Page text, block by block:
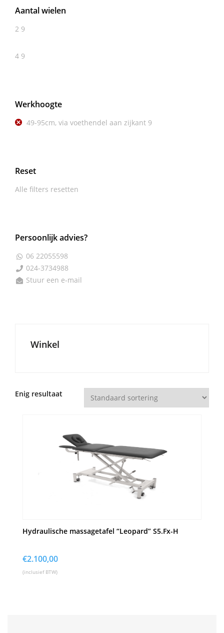
Aantal wielen
2 9
4 9
Werkhoogte
49-95cm, via voethendel aan zijkant 9
Reset
Alle filters resetten
Persoonlijk advies?
 06 22055598
 024-3734988
 Stuur een e-mail
Winkel
Enig resultaat
Hydraulische massagetafel “Leopard” S5.Fx-H
€2.100,00
(inclusief BTW)